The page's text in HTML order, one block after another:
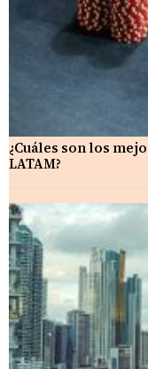
¿Cuáles son los
LATAM?